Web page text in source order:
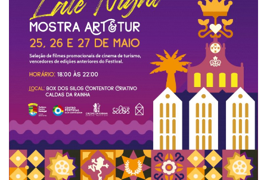
Estatuto Editorial
Saúde
Ficha técnica
Cultura
Lazer
Ambiente